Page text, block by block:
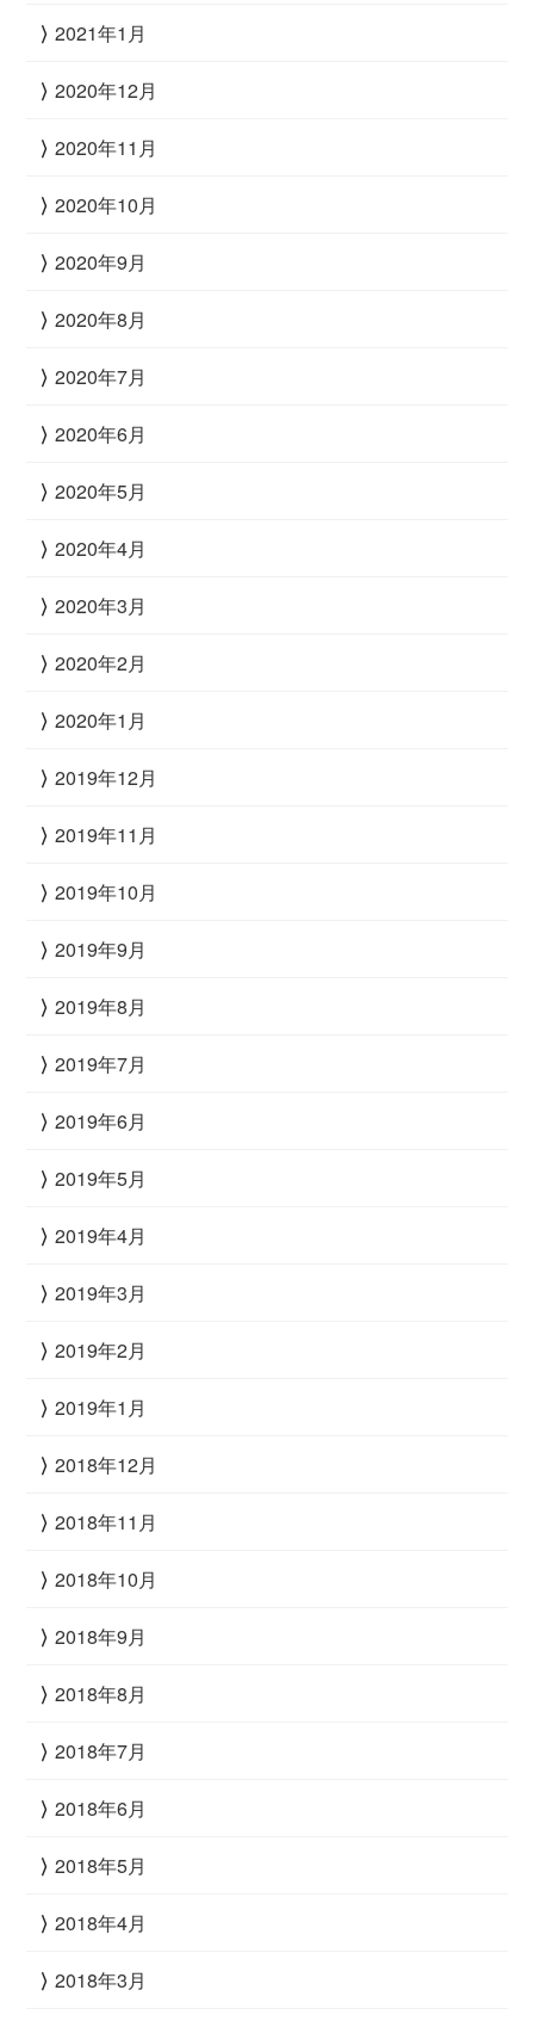
2021年1月
2020年12月
2020年11月
2020年10月
2020年9月
2020年8月
2020年7月
2020年6月
2020年5月
2020年4月
2020年3月
2020年2月
2020年1月
2019年12月
2019年11月
2019年10月
2019年9月
2019年8月
2019年7月
2019年6月
2019年5月
2019年4月
2019年3月
2019年2月
2019年1月
2018年12月
2018年11月
2018年10月
2018年9月
2018年8月
2018年7月
2018年6月
2018年5月
2018年4月
2018年3月